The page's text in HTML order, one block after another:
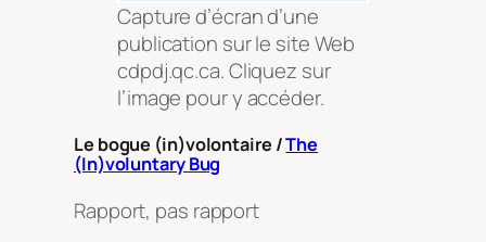
Capture d’écran d’une
publication sur le site Web
cdpdj.qc.ca. Cliquez sur
l’image pour y accéder.
Le bogue (in)volontaire /The
(In)voluntary Bug
Rapport, pas rapport